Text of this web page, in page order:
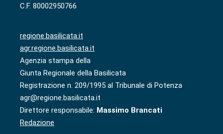
C.F. 80002950766
regione.basilicata.it
agr.regione.basilicata.it
Agenzia stampa della
Giunta Regionale della Basilicata
Registrazione n. 209/1995 al Tribunale di Potenza
agr@regione.basilicata.it
Direttore responsabile: Massimo Brancati
Redazione